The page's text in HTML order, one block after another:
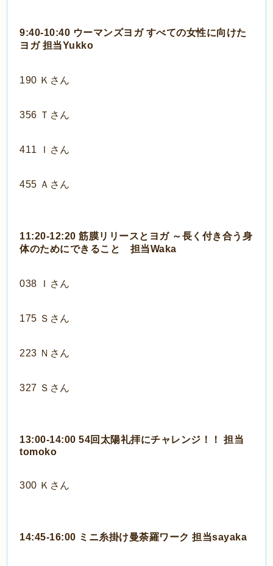
9:40-10:40 ウーマンズヨガ すべての女性に向けた
ヨガ 担当Yukko
190 Ｋさん
356 Ｔさん
411 Ｉさん
455 Ａさん
11:20-12:20 筋膜リリースとヨガ ～長く付き合う身
体のためにできること 担当Waka
038 Ｉさん
175 Ｓさん
223 Ｎさん
327 Ｓさん
13:00-14:00 54回太陽礼拝にチャレンジ！！ 担当
tomoko
300 Ｋさん
14:45-16:00 ミニ糸掛け曼荼羅ワーク 担当sayaka